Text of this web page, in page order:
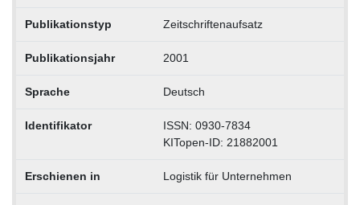
Publikationstyp Zeitschriftenaufsatz
Publikationsjahr 2001
Sprache Deutsch
Identifikator
ISSN: 0930-7834
KITopen-ID: 21882001
Erschienen in Logistik für Unternehmen